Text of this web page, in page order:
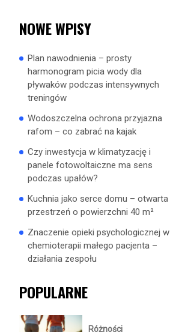
NOWE WPISY
Plan nawodnienia – prosty
harmonogram picia wody dla
pływaków podczas intensywnych
treningów
Wodoszczelna ochrona przyjazna
rafom – co zabrać na kajak
Czy inwestycja w klimatyzację i
panele fotowoltaiczne ma sens
podczas upałów?
Kuchnia jako serce domu – otwarta
przestrzeń o powierzchni 40 m²
Znaczenie opieki psychologicznej w
chemioterapii małego pacjenta –
działania zespołu
POPULARNE
Różności